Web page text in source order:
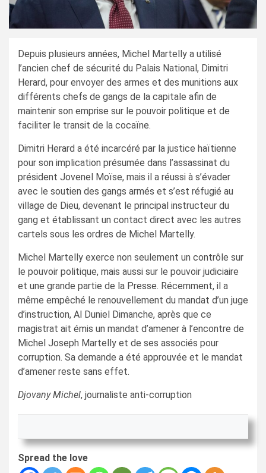
Depuis plusieurs années, Michel Martelly a utilisé
l’ancien chef de sécurité du Palais National, Dimitri
Herard, pour envoyer des armes et des munitions aux
différents chefs de gangs de la capitale afin de
maintenir son emprise sur le pouvoir politique et de
faciliter le transit de la cocaïne.
Dimitri Herard a été incarcéré par la justice haïtienne
pour son implication présumée dans l’assassinat du
président Jovenel Moïse, mais il a réussi à s’évader
avec le soutien des gangs armés et s’est réfugié au
village de Dieu, devenant le principal instructeur du
gang et établissant un contact direct avec les autres
cartels sous les ordres de Michel Martelly.
Michel Martelly exerce non seulement un contrôle sur
le pouvoir politique, mais aussi sur le pouvoir judiciaire
et une grande partie de la Presse. Récemment, il a
même empêché le renouvellement du mandat d’un juge
d’instruction, Al Duniel Dimanche, après que ce
magistrat ait émis un mandat d’amener à l’encontre de
Michel Joseph Martelly et de ses associés pour
corruption. Sa demande a été approuvée et le mandat
d’amener reste sans effet.
Djovany Michel, journaliste anti-corruption
Spread the love